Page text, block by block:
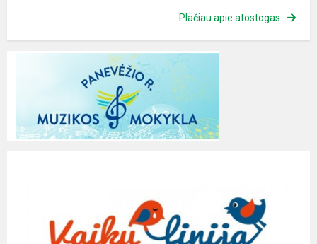
Plačiau apie atostogas